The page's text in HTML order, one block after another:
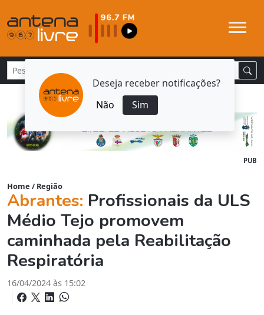
Deseja receber notificações?
Não
Sim
PUB
Home / Região
Abrantes: Profissionais da ULS
Médio Tejo promovem
caminhada pela Reabilitação
Respiratória
16/04/2024 às 15:02